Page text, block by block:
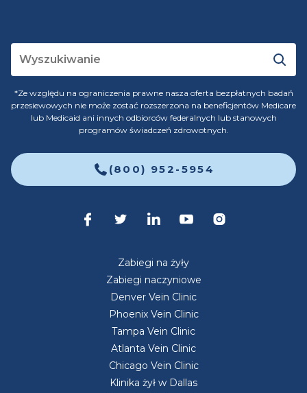
*Ze względu na ograniczenia prawne nasza oferta bezpłatnych badań
przesiewowych nie może zostać rozszerzona na beneficjentów Medicare
lub Medicaid ani innych odbiorców federalnych lub stanowych
programów świadczeń zdrowotnych.
(800) 952-5954
Zabiegi na żyły
Zabiegi naczyniowe
Denver Vein Clinic
Phoenix Vein Clinic
Tampa Vein Clinic
Atlanta Vein Clinic
Chicago Vein Clinic
Klinika żył w Dallas